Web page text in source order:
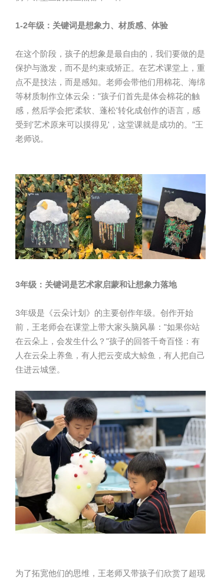
1-2年级：关键词是想象力、材质感、体验
在这个阶段，孩子的想象是最自由的，我们要做的是
保护与激发，而不是约束或矫正。在艺术课堂上，重
点不是技法，而是感知。老师会带他们用棉花、海绵
等材质制作立体云朵："孩子们首先是体会棉花的触
感，然后学会把'柔软、蓬松'转化成创作的语言，感
受到'艺术原来可以摸得见'，这堂课就是成功的。"王
老师说。
3年级：关键词是艺术家启蒙和让想象力落地
3年级是《云朵计划》的主要创作年级。创作开始
前，王老师会在课堂上带大家头脑风暴："如果你站
在云朵上，会发生什么？"孩子的回答千奇百怪：有
人在云朵上养鱼，有人把云变成大鲸鱼，有人把自己
住进云城堡。
为了拓宽他们的思维，王老师又带孩子们欣赏了超现